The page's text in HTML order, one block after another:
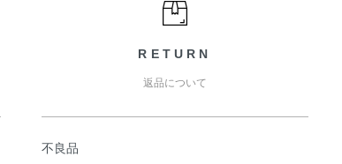
RETURN
返品について
不良品